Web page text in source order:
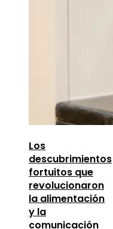
Los
descubrimientos
fortuitos que
revolucionaron
la alimentación
y la
comunicación